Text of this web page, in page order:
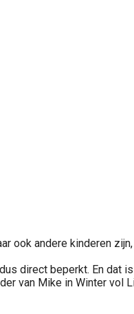
ook andere kinderen
direct beperkt. En dat
van Mike in Winter vol